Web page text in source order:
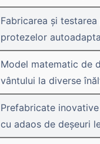
Fabricarea și
protezelor
Model matematic de
vântului la diverse
Prefabricate
cu adaos de deșeuri